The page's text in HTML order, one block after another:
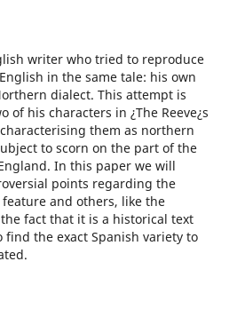
writer who tried to reproduce
in the same tale: his own
dialect. This attempt is
of his characters in ¿The Reeve¿s
characterising them as northern
to scorn on the part of the
In this paper we will
points regarding the
and others, like the
fact that it is a historical text
the exact Spanish variety to